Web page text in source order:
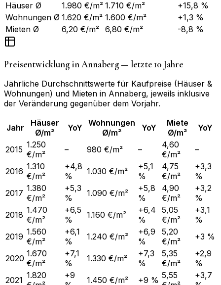
Häuser Ø
1.980 €/m² 1.710 €/m²
+15,8 %
Wohnungen Ø 1.620 €/m² 1.600 €/m²
+1,3 %
Mieten Ø
6,20 €/m² 6,80 €/m² -8,8 %
Preisentwicklung inAnnaberg— letzte 10 Jahre
Jährliche Durchschnittswerte für Kaufpreise (Häuser &
Wohnungen) und Mieten in Annaberg, jeweils inklusive
der Veränderung gegenüber dem Vorjahr.
Jahr
Häuser
Ø/m²
YoY
Wohnungen
Ø/m²
YoY
Miete
Ø/m²
YoY
2015 1.250
€/m²
– 980 €/m² –
4,60
€/m²
–
2016 1.310
€/m²
+4,8
%
1.030 €/m²
+5,1
%
4,75
€/m²
+3,3
%
2017 1.380
€/m²
+5,3
%
1.090 €/m²
+5,8
%
4,90
€/m²
+3,2
%
2018 1.470
€/m²
+6,5
%
1.160 €/m²
+6,4
%
5,05
€/m²
+3,1
%
2019 1.560
€/m²
+6,1
%
1.240 €/m²
+6,9
%
5,20
€/m²
+3 %
2020 1.670
€/m²
+7,1
%
1.330 €/m²
+7,3
%
5,35
€/m²
+2,9
%
2021 1.820
+9
1.450 €/m² +9 % 5,55
+3,7